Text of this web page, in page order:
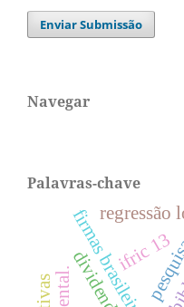
Enviar Submissão
Navegar
Palavras-chave
firmas brasileiras.
ifric 13
dividendos
regressão